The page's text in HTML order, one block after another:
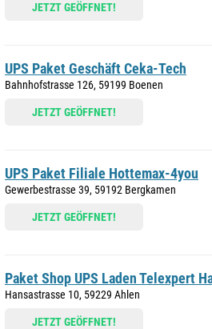
JETZT GEÖFFNET!
UPS Paket Geschäft Ceka-Tech
Bahnhofstrasse 126, 59199 Boenen
JETZT GEÖFFNET!
UPS Paket Filiale Hottemax-4you
Gewerbestrasse 39, 59192 Bergkamen
JETZT GEÖFFNET!
Paket Shop UPS Laden Telexpert
Hansastrasse 10, 59229 Ahlen
JETZT GEÖFFNET!